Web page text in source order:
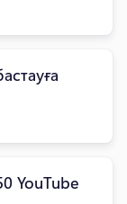
YouTube